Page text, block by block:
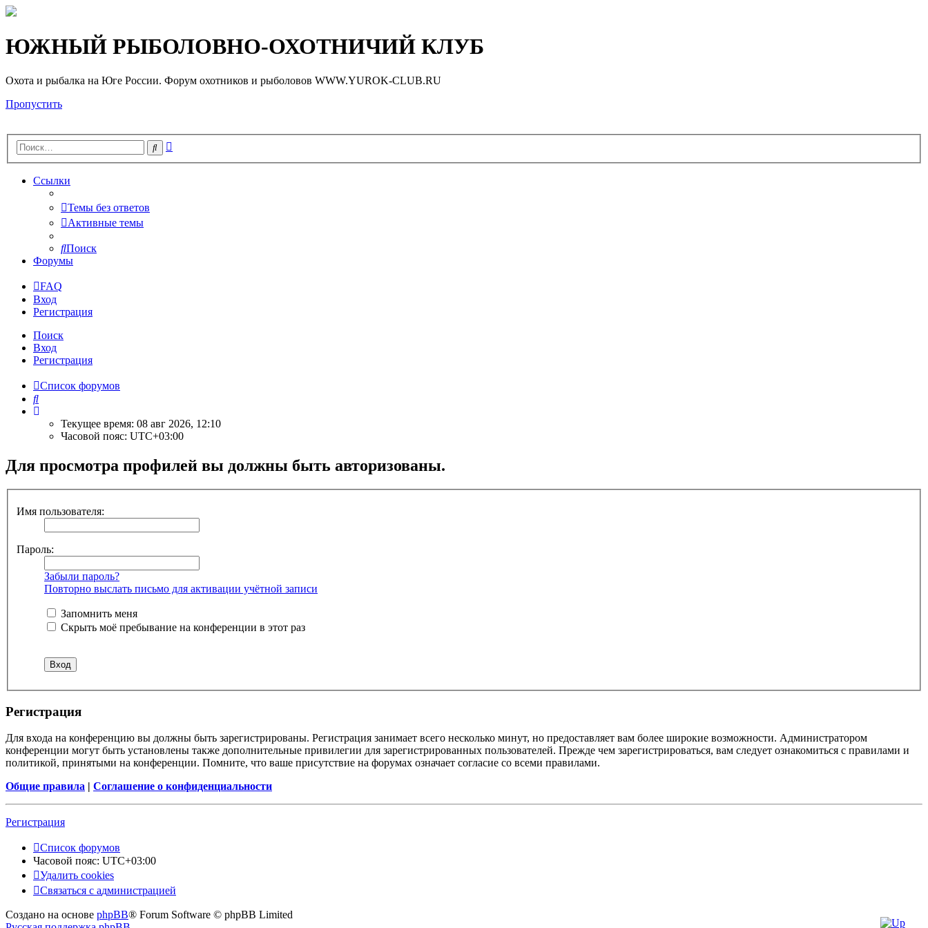
Регистрация
ЮЖНЫЙ РЫБОЛОВНО-ОХОТНИЧИЙ КЛУБ
Охота и рыбалка на Юге России. Форум охотников и рыболовов WWW.YUROK-CLUB.RU
Пропустить
Поиск
Ссылки
Темы без ответов
Активные темы
Поиск
Форумы
FAQ
Вход
Регистрация
Поиск
Вход
Регистрация
Список форумов
Поиск
Текущее время: 08 авг 2026, 12:10
Часовой пояс: UTC+03:00
Для просмотра профилей вы должны быть авторизованы.
Имя пользователя:
Пароль:
Забыли пароль?
Повторно выслать письмо для активации учётной записи
Запомнить меня
Скрыть моё пребывание на конференции в этот раз
Регистрация
Для входа на конференцию вы должны быть зарегистрированы. Регистрация занимает всего несколько минут, но предоставляет вам более широкие возможности. Администратором
конференции могут быть установлены также дополнительные привилегии для зарегистрированных пользователей. Прежде чем зарегистрироваться, вам следует ознакомиться с правилами и
политикой, принятыми на конференции. Помните, что ваше присутствие на форумах означает согласие со всеми правилами.
Общие правила | Соглашение о конфиденциальности
Регистрация
Список форумов
Часовой пояс: UTC+03:00
Удалить cookies
Связаться
администрацией
Связаться с администрацией
Создано на основе phpBB® Forum Software © phpBB Limited